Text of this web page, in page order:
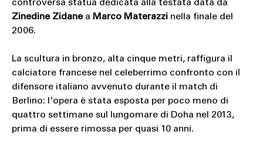
controversa statua dedicata alla testata data da
Zinedine Zidane a Marco Materazzinella finale del
2006.
La scultura in bronzo, alta cinque metri, raffigura il
calciatore francese nel celeberrimo confronto con il
difensore italiano avvenuto durante il match di
Berlino: l'opera è stata esposta per poco meno di
quattro settimane sul lungomare di Doha nel 2013,
prima di essere rimossa per quasi 10 anni.